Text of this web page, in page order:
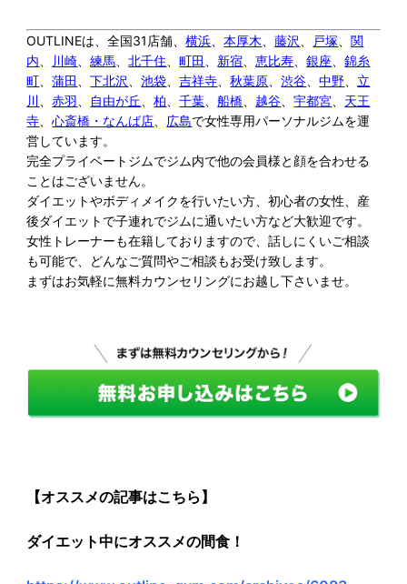
OUTLINEは、全国31店舗、横浜 、本厚木 、藤沢 戸塚 、関
内
川崎 、練馬 、北千住 、町田 新宿 、恵比寿 、銀座 、錦糸
町 、蒲田 、下北沢 、池袋 、吉祥寺 、秋葉原 、渋谷 、中野
立
川
、赤羽 自由が丘 、柏 、千葉 、船橋 越谷 、宇都宮
天王
寺 、心斎橋・なんば店 広島で女性専用パーソナルジムを運
営しています。
完全プライベートジムでジム内で他の会員様と顔を合わせる
ことはございません。
ダイエットやボディメイクを行いたい方、初心者の女性、産
後ダイエットで子連れでジムに通いたい方など大歓迎です。
女性トレーナーも在籍しておりますので、話しにくいご相談
も可能で、どんなご質問やご相談もお受け致します。
まずはお気軽に無料カウンセリングにお越し下さいませ。
【オススメの記事はこちら】
ダイエット中にオススメの間食！